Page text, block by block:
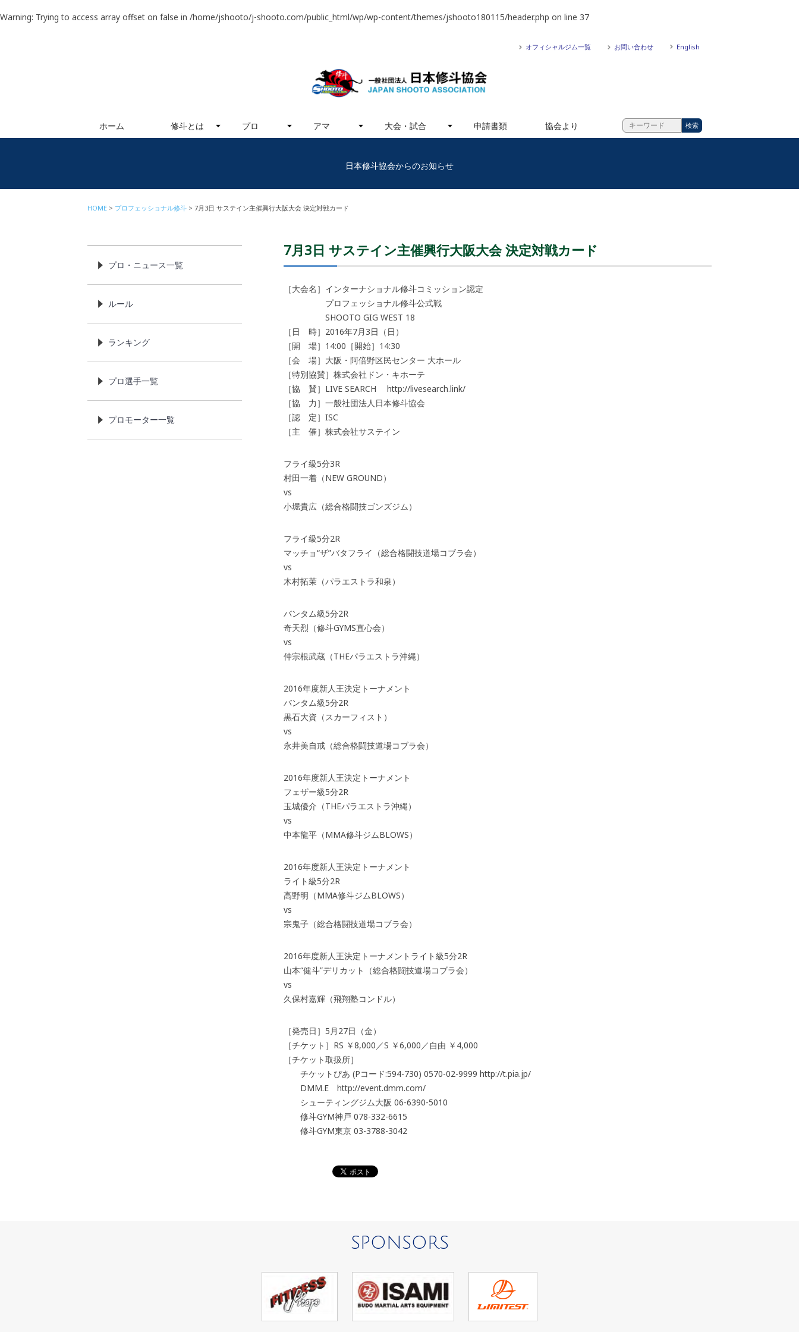
Warning: Trying to access array offset on false in /home/jshooto/j-shooto.com/public_html/wp/wp-content/themes/jshooto180115/header.php on line 37
オフィシャルジム一覧 お問い合わせ English
ホーム 修斗とは プロ アマ 大会・試合 申請書類 協会より
日本修斗協会からのお知らせ
HOME プロフェッショナル修斗 7月3日 サステイン主催興行大阪大会 決定対戦カード
7月3日 サステイン主催興行大阪大会 決定対戦カード
［大会名］インターナショナル修斗コミッション認定
プロフェッショナル修斗公式戦
SHOOTO GIG WEST 18
［日 時］2016年7月3日（日）
［開 場］14:00［開始］14:30
［会 場］大阪・阿倍野区民センター 大ホール
［特別協賛］株式会社ドン・キホーテ
［協 賛］LIVE SEARCH http://livesearch.link/
［協 力］一般社団法人日本修斗協会
［認 定］ISC
［主 催］株式会社サステイン
フライ級5分3R
村田一着（NEW GROUND）
vs
小堀貴広（総合格闘技ゴンズジム）
フライ級5分2R
マッチョ“ザ”バタフライ（総合格闘技道場コブラ会）
vs
木村拓茉（パラエストラ和泉）
バンタム級5分2R
奇天烈（修斗GYMS直心会）
vs
仲宗根武蔵（THEパラエストラ沖縄）
2016年度新人王決定トーナメント
バンタム級5分2R
黒石大資（スカーフィスト）
vs
永井美自戒（総合格闘技道場コブラ会）
2016年度新人王決定トーナメント
フェザー級5分2R
玉城優介（THEパラエストラ沖縄）
vs
中本龍平（MMA修斗ジムBLOWS）
2016年度新人王決定トーナメント
ライト級5分2R
高野明（MMA修斗ジムBLOWS）
vs
宗鬼子（総合格闘技道場コブラ会）
2016年度新人王決定トーナメントライト級5分2R
山本“健斗”デリカット（総合格闘技道場コブラ会）
vs
久保村嘉輝（飛翔塾コンドル）
［発売日］5月27日（金）
［チケット］RS ￥8,000／S ￥6,000／自由 ￥4,000
［チケット取扱所］
チケットぴあ (Pコード:594-730) 0570-02-9999 http://t.pia.jp/
DMM.E http://event.dmm.com/
シューティングジム大阪 06-6390-5010
修斗GYM神戸 078-332-6615
修斗GYM東京 03-3788-3042
プロ・ニュース一覧
ルール
ランキング
プロ選手一覧
プロモーター一覧
SPONSORS